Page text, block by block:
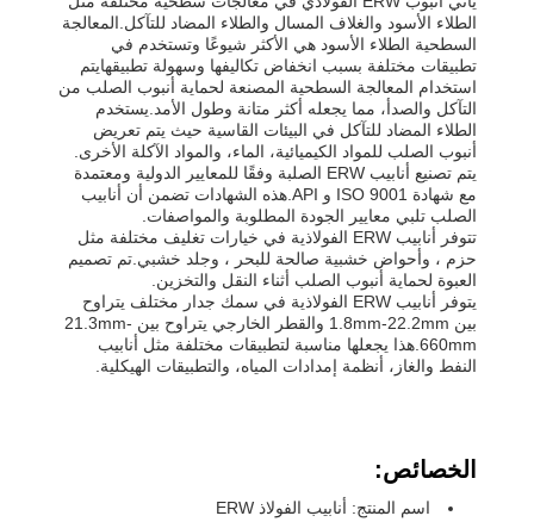
الطلاء الأسود والغلاف المسال والطلاء المضاد للتآكل.المعالجة
السطحية الطلاء الأسود هي الأكثر شيوعًا وتستخدم في
تطبيقات مختلفة بسبب انخفاض تكاليفها وسهولة تطبيقهايتم
استخدام المعالجة السطحية المصنعة لحماية أنبوب الصلب من
التآكل والصدأ، مما يجعله أكثر متانة وطول الأمد.يستخدم
الطلاء المضاد للتآكل في البيئات القاسية حيث يتم تعريض
أنبوب الصلب للمواد الكيميائية، الماء، والمواد الآكلة الأخرى.
يتم تصنيع أنابيب ERW الصلبة وفقًا للمعايير الدولية ومعتمدة
مع شهادة ISO 9001 و API.هذه الشهادات تضمن أن أنابيب
الصلب تلبي معايير الجودة المطلوبة والمواصفات.
تتوفر أنابيب ERW الفولاذية في خيارات تغليف مختلفة مثل
حزم ، وأحواض خشبية صالحة للبحر ، وجلد خشبي.تم تصميم
العبوة لحماية أنبوب الصلب أثناء النقل والتخزين.
يتوفر أنابيب ERW الفولاذية في سمك جدار مختلف يتراوح
بين 1.8mm-22.2mm والقطر الخارجي يتراوح بين 21.3mm-
660mm.هذا يجعلها مناسبة لتطبيقات مختلفة مثل أنابيب
النفط والغاز، أنظمة إمدادات المياه، والتطبيقات الهيكلية.
الخصائص:
اسم المنتج: أنابيب الفولاذ ERW